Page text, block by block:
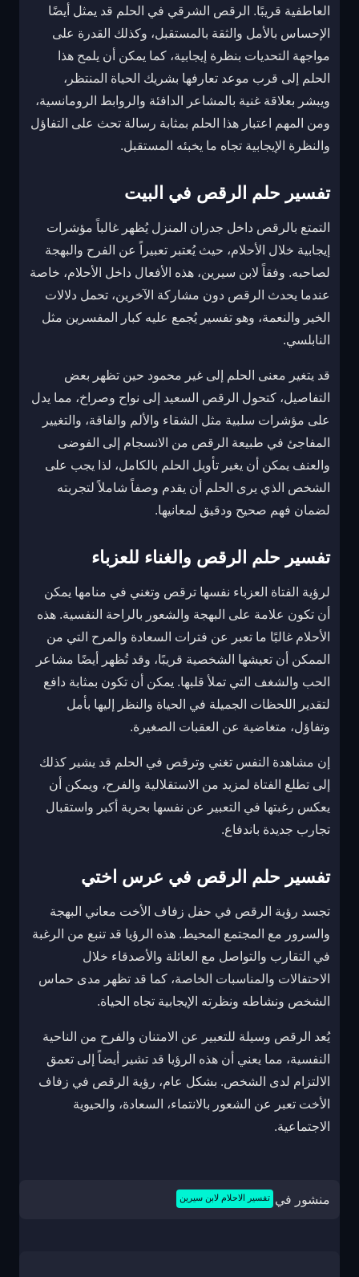
العاطفية قريبًا. الرقص الشرقي في الحلم قد يمثل أيضًا
الإحساس بالأمل والثقة بالمستقبل، وكذلك القدرة على
مواجهة التحديات بنظرة إيجابية، كما يمكن أن يلمح هذا
الحلم إلى قرب موعد تعارفها بشريك الحياة المنتظر،
ويبشر بعلاقة غنية بالمشاعر الدافئة والروابط الرومانسية،
ومن المهم اعتبار هذا الحلم بمثابة رسالة تحث على التفاؤل
والنظرة الإيجابية تجاه ما يخبئه المستقبل.
تفسير حلم الرقص في البيت
التمتع بالرقص داخل جدران المنزل يُظهر غالباً مؤشرات
إيجابية خلال الأحلام، حيث يُعتبر تعبيراً عن الفرح والبهجة
لصاحبه. وفقاً لابن سيرين، هذه الأفعال داخل الأحلام، خاصة
عندما يحدث الرقص دون مشاركة الآخرين، تحمل دلالات
الخير والنعمة، وهو تفسير يُجمع عليه كبار المفسرين مثل
النابلسي.
قد يتغير معنى الحلم إلى غير محمود حين تظهر بعض
التفاصيل، كتحول الرقص السعيد إلى نواح وصراخ، مما يدل
على مؤشرات سلبية مثل الشقاء والألم والفاقة، والتغيير
المفاجئ في طبيعة الرقص من الانسجام إلى الفوضى
والعنف يمكن أن يغير تأويل الحلم بالكامل، لذا يجب على
الشخص الذي يرى الحلم أن يقدم وصفاً شاملاً لتجربته
لضمان فهم صحيح ودقيق لمعانيها.
تفسير حلم الرقص والغناء للعزباء
لرؤية الفتاة العزباء نفسها ترقص وتغني في منامها يمكن
أن تكون علامة على البهجة والشعور بالراحة النفسية. هذه
الأحلام غالبًا ما تعبر عن فترات السعادة والمرح التي من
الممكن أن تعيشها الشخصية قريبًا، وقد تُظهر أيضًا مشاعر
الحب والشغف التي تملأ قلبها. يمكن أن تكون بمثابة دافع
لتقدير اللحظات الجميلة في الحياة والنظر إليها بأمل
وتفاؤل، متغاضية عن العقبات الصغيرة.
إن مشاهدة النفس تغني وترقص في الحلم قد يشير كذلك
إلى تطلع الفتاة لمزيد من الاستقلالية والفرح، ويمكن أن
يعكس رغبتها في التعبير عن نفسها بحرية أكبر واستقبال
تجارب جديدة باندفاع.
تفسير حلم الرقص في عرس اختي
تجسد رؤية الرقص في حفل زفاف الأخت معاني البهجة
والسرور مع المجتمع المحيط. هذه الرؤيا قد تنبع من الرغبة
في التقارب والتواصل مع العائلة والأصدقاء خلال
الاحتفالات والمناسبات الخاصة، كما قد تظهر مدى حماس
الشخص ونشاطه ونظرته الإيجابية تجاه الحياة.
يُعد الرقص وسيلة للتعبير عن الامتنان والفرح من الناحية
النفسية، مما يعني أن هذه الرؤيا قد تشير أيضاً إلى تعمق
الالتزام لدى الشخص. بشكل عام، رؤية الرقص في زفاف
الأخت تعبر عن الشعور بالانتماء، السعادة، والحيوية
الاجتماعية.
منشور في تفسير الاحلام لابن سيرين